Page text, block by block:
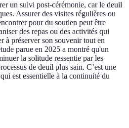
un suivi post-cérémonie, car le deuil
Assurer des visites régulières ou
pour du soutien peut être
des repas ou des activités qui
à préserver son souvenir tout en
parue en 2025 a montré qu'un
la solitude ressentie par les
de deuil plus sain. C’est une
est essentielle à la continuité du